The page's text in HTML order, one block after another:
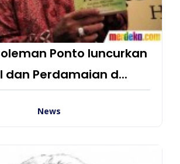
Ponto luncurkan
dan Perdamaian d...
News